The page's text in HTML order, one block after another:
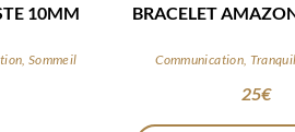
10MM
Sommeil
BRACELET
Communication,
25€